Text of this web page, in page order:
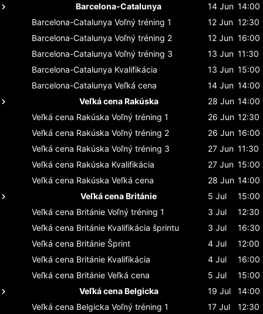
Barcelona-Catalunya
14 Jun 14:00
Barcelona-Catalunya Voľný tréning 1 12 Jun 12:30
Barcelona-Catalunya Voľný tréning 2 12 Jun 16:00
Barcelona-Catalunya Voľný tréning 3 13 Jun 11:30
Barcelona-Catalunya Kvalifikácia 13 Jun 15:00
Barcelona-Catalunya Veľká cena 14 Jun 14:00
Veľká cena Rakúska
28 Jun 14:00
Veľká cena Rakúska Voľný tréning 1 26 Jun 12:30
Veľká cena Rakúska Voľný tréning 2 26 Jun 16:00
Veľká cena Rakúska Voľný tréning 3 27 Jun 11:30
Veľká cena Rakúska Kvalifikácia 27 Jun 15:00
Veľká cena Rakúska Veľká cena 28 Jun 14:00
Veľká cena Británie
5 Jul
15:00
Veľká cena Británie Voľný tréning 1 3 Jul
12:30
Veľká cena Británie Kvalifikácia šprintu 3 Jul
16:30
Veľká cena Británie Šprint 4 Jul
12:00
Veľká cena Británie Kvalifikácia 4 Jul
16:00
Veľká cena Británie Veľká cena 5 Jul
15:00
Veľká cena Belgicka
19 Jul
14:00
Veľká cena Belgicka Voľný tréning 1 17 Jul 12:30